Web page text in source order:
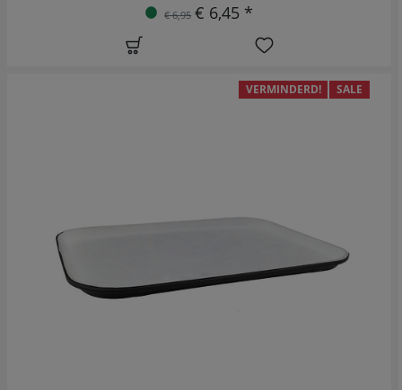
€ 6,95 € 6,45 *
VERMINDERD! SALE